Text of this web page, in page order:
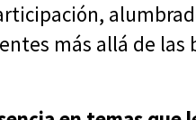
más allá de las